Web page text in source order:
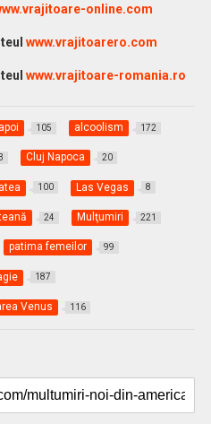
online.com
www.vrajitoarero.com
www.vrajitoare-romania.ro
105 alcoolism 172
Cluj Napoca 20
100 Las Vegas 8
24 Mulţumiri 221
patima femeilor 99
187
Venus 116